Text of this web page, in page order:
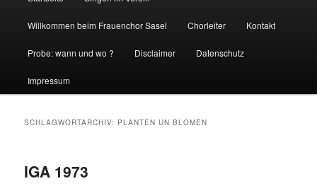
Willkommen beim Frauenchor Sasel Chorleiter Kontakt
Probe: wann und wo ? Disclaimer Datenschutz
Impressum
SCHLAGWORTARCHIV: PLANTEN UN BLOMEN
IGA 1973